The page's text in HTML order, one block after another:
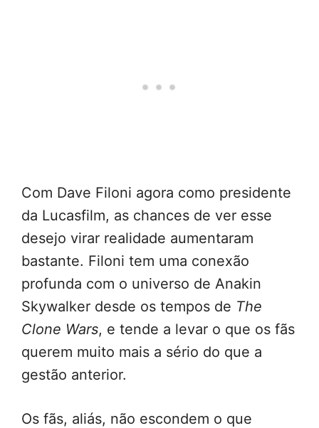
Com Dave Filoni agora como presidente
da Lucasfilm, as chances de ver esse
desejo virar realidade aumentaram
bastante. Filoni tem uma conexão
profunda com o universo de Anakin
Skywalker desde os tempos de The
Clone Wars, e tende a levar o que os fãs
querem muito mais a sério do que a
gestão anterior.
Os fãs, aliás, não escondem o que